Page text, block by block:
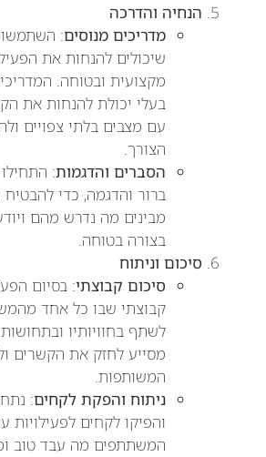
הנחיה והדרכה
מדריכים מנוסים: השתמשו
שיכולים להנחות את
מקצועית ובטוחה.
בעלי יכולת להנחות את
עם מצבים בלתי צפויים
הצורך.
הסברים והדגמות:
ברור והדגמה, כדי
מבינים מה נדרש מהם
בצורה בטוחה.
סיכום וניתוח
סיכום קבוצתי: בסיום
קבוצתי שבו כל אחד
לשתף בחוויותיו
מסייע לחזק את הקשרים
המשותפות.
ניתוח והפקת לקחים:
והפיקו לקחים לפעילויות
המשתתפים מה עבד טוב